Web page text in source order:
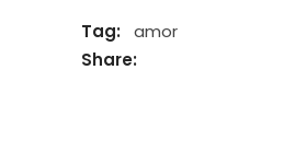
Tag:
amor
Share: